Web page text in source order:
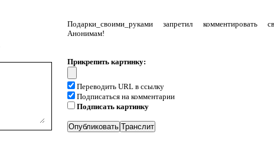
Подарки_своими_руками запретил комментировать
Анонимам!
Прикрепить картинку:
Переводить URL в ссылку
Подписаться на комментарии
Подписать картинку